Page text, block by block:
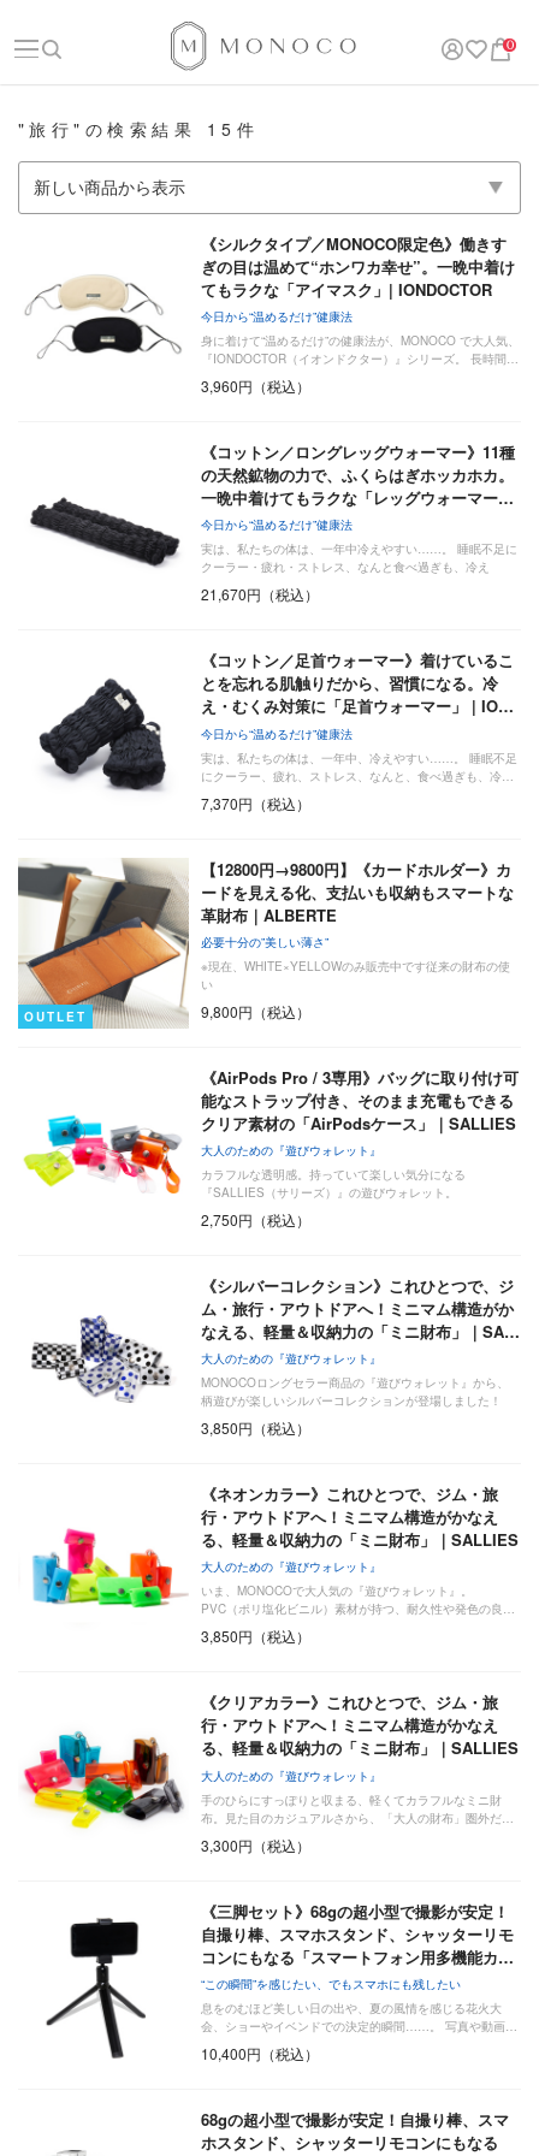
0
"旅行"の検索結果 15件
《シルクタイプ／MONOCO限定色》働きす
ぎの目は温めて“ホンワカ幸せ”。一晩中着け
てもラクな「アイマスク」| IONDOCTOR
今日から“温めるだけ”健康法
身に着けて“温めるだけ”の健康法が、MONOCO で大人気、
『IONDOCTOR（イオンドクター）』シリーズ。 長時間…
3,960円（税込）
《コットン／ロングレッグウォーマー》11種
の天然鉱物の力で、ふくらはぎホッカホカ。
一晩中着けてもラクな「レッグウォーマー…
今日から“温めるだけ”健康法
実は、私たちの体は、一年中冷えやすい……。 睡眠不足に
クーラー・疲れ・ストレス、なんと食べ過ぎも、冷え
21,670円（税込）
《コットン／足首ウォーマー》着けているこ
とを忘れる肌触りだから、習慣になる。冷
え・むくみ対策に「足首ウォーマー」 | IO…
今日から“温めるだけ”健康法
実は、私たちの体は、一年中、冷えやすい……。 睡眠不足
にクーラー、疲れ、ストレス、なんと、食べ過ぎも、冷…
7,370円（税込）
OUTLET
【12800円→9800円】《カードホルダー》カ
ードを見える化、支払いも収納もスマートな
革財布｜ALBERTE
必要十分の”美しい薄さ”
※現在、WHITE×YELLOWのみ販売中です従来の財布の使
い
9,800円（税込）
《AirPods Pro / 3専用》バッグに取り付け可
能なストラップ付き、そのまま充電もできる
クリア素材の「AirPodsケース」｜SALLIES
大人のための『遊びウォレット』
カラフルな透明感。持っていて楽しい気分になる
『SALLIES（サリーズ）』の遊びウォレット。
2,750円（税込）
《シルバーコレクション》これひとつで、ジ
ム・旅行・アウトドアへ！ミニマム構造がか
なえる、軽量＆収納力の「ミニ財布」｜SA…
大人のための『遊びウォレット』
MONOCOロングセラー商品の『遊びウォレット』から、
柄遊びが楽しいシルバーコレクションが登場しました！
3,850円（税込）
《ネオンカラー》これひとつで、ジム・旅
行・アウトドアへ！ミニマム構造がかなえ
る、軽量＆収納力の「ミニ財布」｜SALLIES
大人のための『遊びウォレット』
いま、MONOCOで大人気の『遊びウォレット』。
PVC（ポリ塩化ビニル）素材が持つ、耐久性や発色の良…
3,850円（税込）
《クリアカラー》これひとつで、ジム・旅
行・アウトドアへ！ミニマム構造がかなえ
る、軽量＆収納力の「ミニ財布」｜SALLIES
大人のための『遊びウォレット』
手のひらにすっぽりと収まる、軽くてカラフルなミニ財
布。見た目のカジュアルさから、「大人の財布」圏外だ…
3,300円（税込）
《三脚セット》68gの超小型で撮影が安定！
自撮り棒、スマホスタンド、シャッターリモ
コンにもなる「スマートフォン用多機能カ…
“この瞬間”を感じたい、でもスマホにも残したい
息をのむほど美しい日の出や、夏の風情を感じる花火大
会、ショーやイベンドでの決定的瞬間……。 写真や動画…
10,400円（税込）
68gの超小型で撮影が安定！自撮り棒、スマ
ホスタンド、シャッターリモコンにもなる